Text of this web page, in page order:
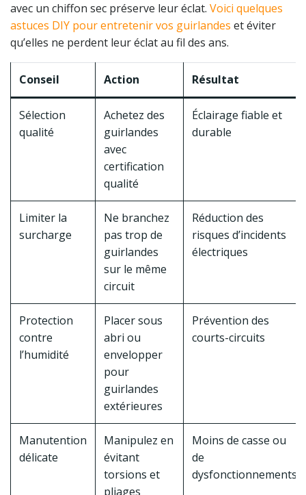
avec un chiffon sec préserve leur éclat. Voici quelques
astuces DIY pour entretenir vos guirlandes et éviter
qu’elles ne perdent leur éclat au fil des ans.
Conseil Action Résultat
Sélection
qualité
Achetez des
guirlandes
avec
certification
qualité
Éclairage fiable et
durable
Limiter la
surcharge
Ne branchez
pas trop de
guirlandes
sur le même
circuit
Réduction des
risques d’incidents
électriques
Protection
contre
l’humidité
Placer sous
abri ou
envelopper
pour
guirlandes
extérieures
Prévention des
courts-circuits
Manutention
délicate
Manipulez en
évitant
torsions et
pliages
Moins de casse ou
de
dysfonctionnements